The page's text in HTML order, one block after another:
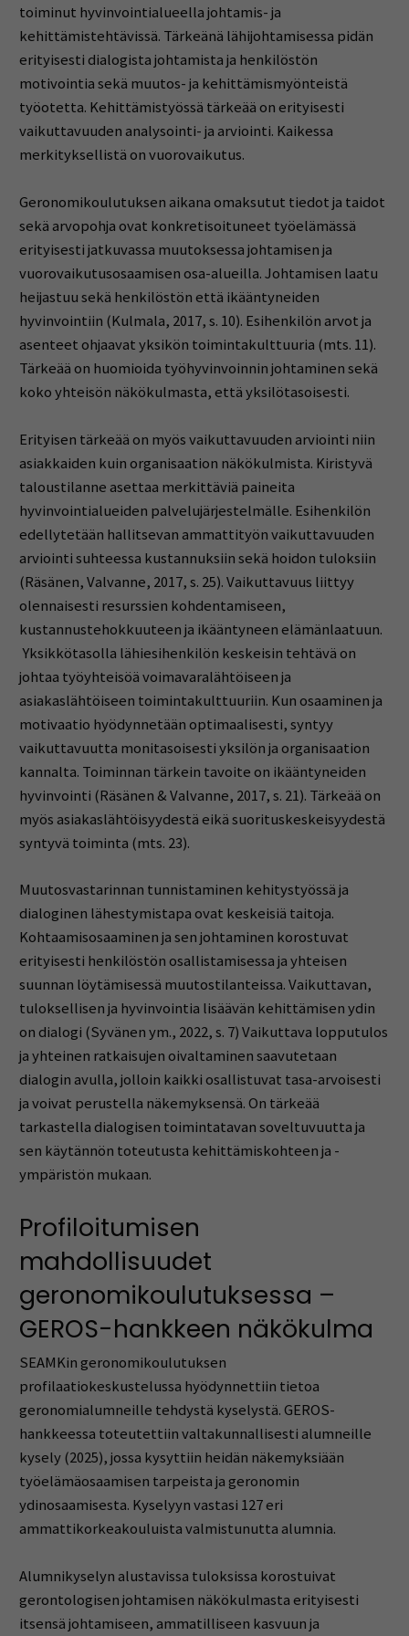
toiminut hyvinvointialueella johtamis- ja
kehittämistehtävissä. Tärkeänä lähijohtamisessa pidän
erityisesti dialogista johtamista ja henkilöstön
motivointia sekä muutos- ja kehittämismyönteistä
työotetta. Kehittämistyössä tärkeää on erityisesti
vaikuttavuuden analysointi- ja arviointi. Kaikessa
merkityksellistä on vuorovaikutus.
Geronomikoulutuksen aikana omaksutut tiedot ja taidot
sekä arvopohja ovat konkretisoituneet työelämässä
erityisesti jatkuvassa muutoksessa johtamisen ja
vuorovaikutusosaamisen osa-alueilla. Johtamisen laatu
heijastuu sekä henkilöstön että ikääntyneiden
hyvinvointiin (Kulmala, 2017, s. 10). Esihenkilön arvot ja
asenteet ohjaavat yksikön toimintakulttuuria (mts. 11).
Tärkeää on huomioida työhyvinvoinnin johtaminen sekä
koko yhteisön näkökulmasta, että yksilötasoisesti.
Erityisen tärkeää on myös vaikuttavuuden arviointi niin
asiakkaiden kuin organisaation näkökulmista. Kiristyvä
taloustilanne asettaa merkittäviä paineita
hyvinvointialueiden palvelujärjestelmälle. Esihenkilön
edellytetään hallitsevan ammattityön vaikuttavuuden
arviointi suhteessa kustannuksiin sekä hoidon tuloksiin
(Räsänen, Valvanne, 2017, s. 25). Vaikuttavuus liittyy
olennaisesti resurssien kohdentamiseen,
kustannustehokkuuteen ja ikääntyneen elämänlaatuun.
Yksikkötasolla lähiesihenkilön keskeisin tehtävä on
johtaa työyhteisöä voimavaralähtöiseen ja
asiakaslähtöiseen toimintakulttuuriin. Kun osaaminen ja
motivaatio hyödynnetään optimaalisesti, syntyy
vaikuttavuutta monitasoisesti yksilön ja organisaation
kannalta. Toiminnan tärkein tavoite on ikääntyneiden
hyvinvointi (Räsänen & Valvanne, 2017, s. 21). Tärkeää on
myös asiakaslähtöisyydestä eikä suorituskeskeisyydestä
syntyvä toiminta (mts. 23).
Muutosvastarinnan tunnistaminen kehitystyössä ja
dialoginen lähestymistapa ovat keskeisiä taitoja.
Kohtaamisosaaminen ja sen johtaminen korostuvat
erityisesti henkilöstön osallistamisessa ja yhteisen
suunnan löytämisessä muutostilanteissa. Vaikuttavan,
tuloksellisen ja hyvinvointia lisäävän kehittämisen ydin
on dialogi (Syvänen ym., 2022, s. 7) Vaikuttava lopputulos
ja yhteinen ratkaisujen oivaltaminen saavutetaan
dialogin avulla, jolloin kaikki osallistuvat tasa-arvoisesti
ja voivat perustella näkemyksensä. On tärkeää
tarkastella dialogisen toimintatavan soveltuvuutta ja
sen käytännön toteutusta kehittämiskohteen ja -
ympäristön mukaan.
Profiloitumisen
mahdollisuudet
geronomikoulutuksessa –
GEROS-hankkeen näkökulma
SEAMKin geronomikoulutuksen
profilaatiokeskustelussa hyödynnettiin tietoa
geronomialumneille tehdystä kyselystä. GEROS-
hankkeessa toteutettiin valtakunnallisesti alumneille
kysely (2025), jossa kysyttiin heidän näkemyksiään
työelämäosaamisen tarpeista ja geronomin
ydinosaamisesta. Kyselyyn vastasi 127 eri
ammattikorkeakouluista valmistunutta alumnia.
Alumnikyselyn alustavissa tuloksissa korostuivat
gerontologisen johtamisen näkökulmasta erityisesti
itsensä johtamiseen, ammatilliseen kasvuun ja